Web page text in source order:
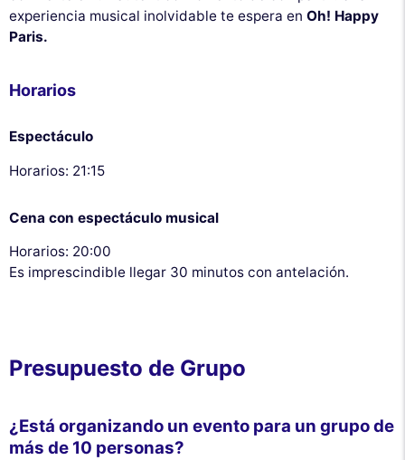
experiencia musical inolvidable te espera en Oh! Happy
Paris.
Horarios
Espectáculo
Horarios: 21:15
Cena con espectáculo musical
Horarios: 20:00
Es imprescindible llegar 30 minutos con antelación.
Presupuesto de Grupo
¿Está organizando un evento para un grupo de
más de 10 personas?